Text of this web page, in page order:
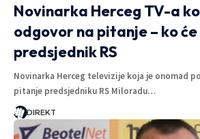
Novinarka Herceg TV-a
odgovor na pitanje – ko
predsjednik RS
Novinarka Herceg televizije koja je onomad
pitanje predsjedniku RS Miloradu…
DIREKT